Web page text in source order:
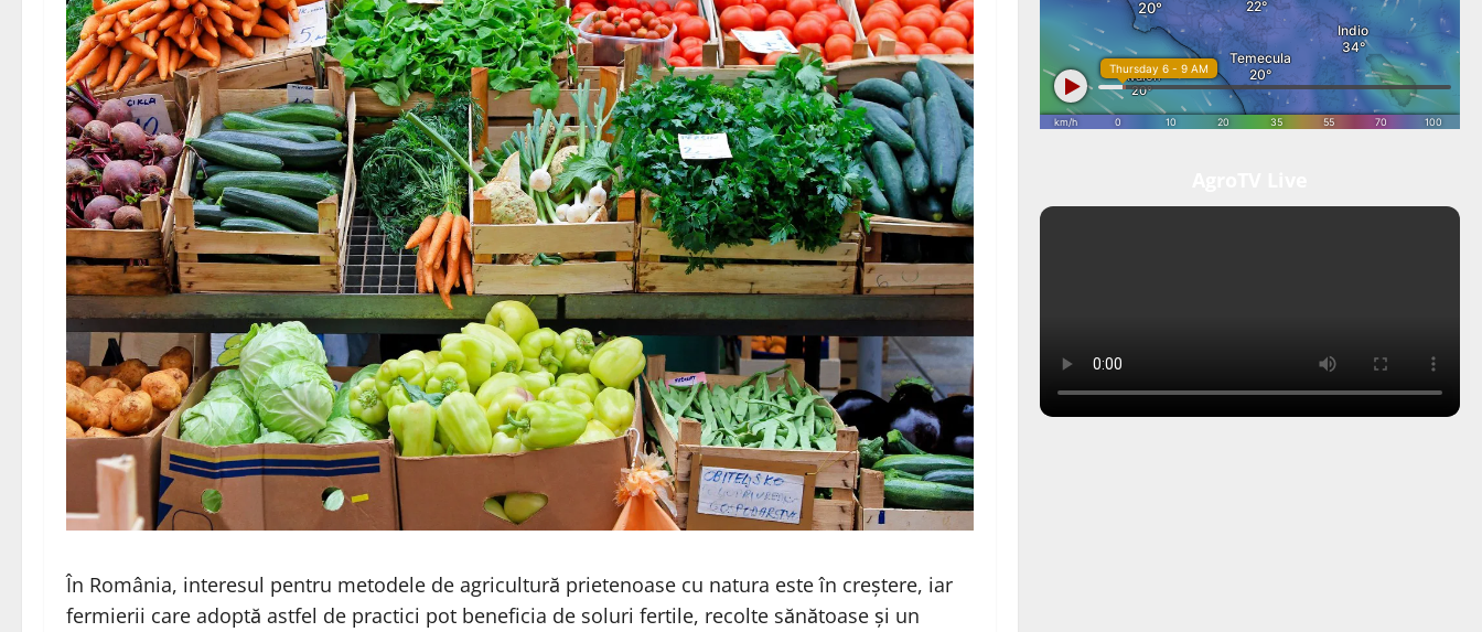
În România, interesul pentru metodele de agricultură prietenoase cu natura este în creștere, iar
fermierii care adoptă astfel de practici pot beneficia de soluri fertile, recolte sănătoase și un